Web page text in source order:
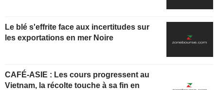
Le blé s'effrite face aux incertitudes sur
les exportations en mer Noire
CAFÉ-ASIE : Les cours progressent au
Vietnam, la récolte touche à sa fin en